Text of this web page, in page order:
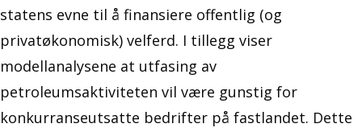
statens evne til å finansiere offentlig (og
privatøkonomisk) velferd. I tillegg viser
modellanalysene at utfasing av
petroleumsaktiviteten vil være gunstig for
konkurranseutsatte bedrifter på fastlandet. Dette